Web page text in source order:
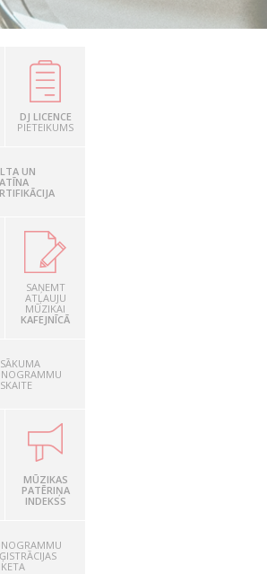
DJ LICENCE
PIETEIKUMS
UN
SAŅEMT
ATĻAUJU
MŪZIKAI
KAFEJNĪCĀ
MŪZIKAS
PATĒRIŅA
INDEKSS